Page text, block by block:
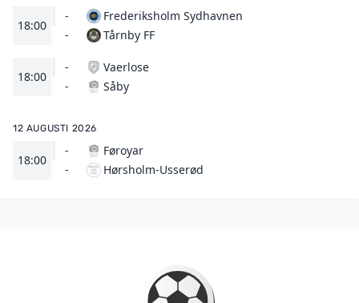
18:00
-
-
Frederiksholm Sydhavnen
Tårnby FF
18:00
-
-
Vaerlose
Såby
12 AUGUSTI 2026
18:00
-
-
Føroyar
Hørsholm-Usserød